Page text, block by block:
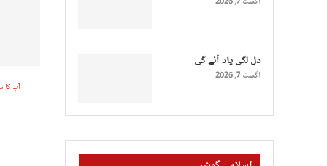
آپ کا
دل لگی یاد آئے گی
اگست 7, 2026